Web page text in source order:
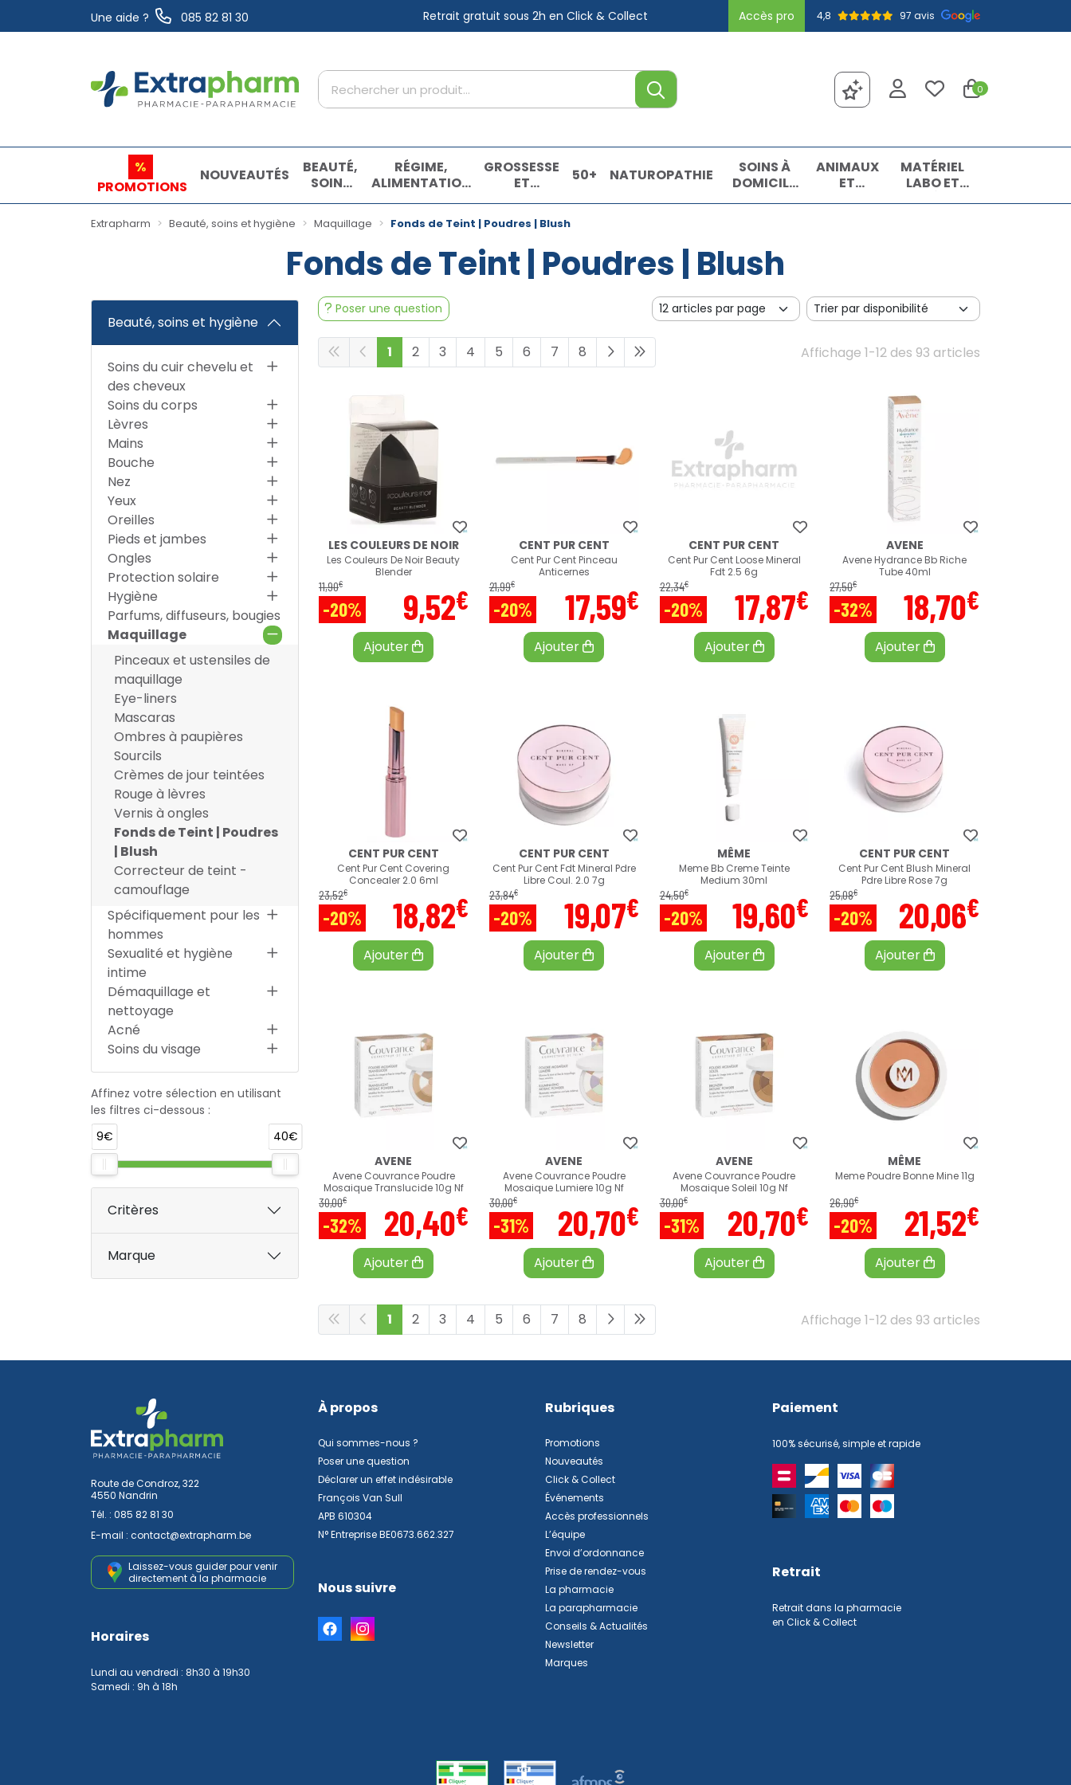
Une aide ? 085 82 81 30 Retrait gratuit sous 2h en Click & Collect Accès pro 4,8 97 avis
Extrapharm Votre pharmacie en ligne à votre service 0
%
PROMOTIONS
NOUVEAUTÉS
BEAUTÉ,
SOINS
ET
RÉGIME,
ALIMENTATION
& VITAMINES
GROSSESSE
ET
ENFANTS
50+ NATUROPATHIE
SOINS À
DOMICILE
ET
ANIMAUX
ET
INSECTES
MATÉRIEL
LABO ET
MATIÈRES
Extrapharm Beauté, soins et hygiène Maquillage Fonds de Teint | Poudres | Blush
Fonds de Teint | Poudres | Blush
Poser une question
Affichage 1-12 des 93 articles
1 2 3 4 5 6 7 8
LES COULEURS DE NOIR
Les Couleurs De Noir Beauty
Blender
11,90€
-20% 9,52€
Ajouter
CENT PUR CENT
Cent Pur Cent Pinceau
Anticernes
21,99€
-20% 17,59€
Ajouter
CENT PUR CENT
Cent Pur Cent Loose Mineral
Fdt 2.5 6g
22,34€
-20% 17,87€
Ajouter
AVENE
Avene Hydrance Bb Riche
Tube 40ml
27,50€
-32% 18,70€
Ajouter
CENT PUR CENT
Cent Pur Cent Covering
Concealer 2.0 6ml
23,52€
-20% 18,82€
Ajouter
CENT PUR CENT
Cent Pur Cent Fdt Mineral Pdre
Libre Coul. 2.0 7g
23,84€
-20% 19,07€
Ajouter
MÊME
Meme Bb Creme Teinte
Medium 30ml
24,50€
-20% 19,60€
Ajouter
CENT PUR CENT
Cent Pur Cent Blush Mineral
Pdre Libre Rose 7g
25,08€
-20% 20,06€
Ajouter
AVENE
Avene Couvrance Poudre
Mosaique Translucide 10g Nf
30,00€
-32% 20,40€
Ajouter
AVENE
Avene Couvrance Poudre
Mosaique Lumiere 10g Nf
30,00€
-31% 20,70€
Ajouter
AVENE
Avene Couvrance Poudre
Mosaique Soleil 10g Nf
30,00€
-31% 20,70€
Ajouter
MÊME
Meme Poudre Bonne Mine 11g
26,90€
-20% 21,52€
Ajouter
Affichage 1-12 des 93 articles
1 2 3 4 5 6 7 8
Beauté, soins et hygiène
Soins du cuir chevelu et
des cheveux
Soins du corps
Lèvres
Mains
Bouche
Nez
Yeux
Oreilles
Pieds et jambes
Ongles
Protection solaire
Hygiène
Parfums, diffuseurs, bougies
Maquillage
Pinceaux et ustensiles de
maquillage
Eye-liners
Mascaras
Ombres à paupières
Sourcils
Crèmes de jour teintées
Rouge à lèvres
Vernis à ongles
Fonds de Teint | Poudres
| Blush
Correcteur de teint -
camouflage
Spécifiquement pour les
hommes
Sexualité et hygiène
intime
Démaquillage et
nettoyage
Acné
Soins du visage
Affinez votre sélection en utilisant
les filtres ci-dessous :
9€
40€
Critères
Marque
Route de Condroz, 322
4550 Nandrin
Tél. : 085 82 81 30
E-mail : contact@extrapharm.be
Laissez-vous guider pour venir
directement à la pharmacie
Horaires
Lundi au vendredi : 8h30 à 19h30
Samedi : 9h à 18h
À propos
Qui sommes-nous ?
Poser une question
Déclarer un effet indésirable
François Van Sull
APB 610304
N° Entreprise BE0673.662.327
Nous suivre
Rubriques
Promotions
Nouveautés
Click & Collect
Événements
Accès professionnels
L’équipe
Envoi d’ordonnance
Prise de rendez-vous
La pharmacie
La parapharmacie
Conseils & Actualités
Newsletter
Marques
Paiement
100% sécurisé, simple et rapide
Retrait
Retrait dans la pharmacie
en Click & Collect